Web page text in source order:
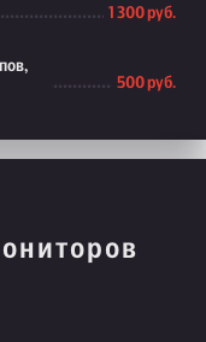
1 300 руб.
500 руб.